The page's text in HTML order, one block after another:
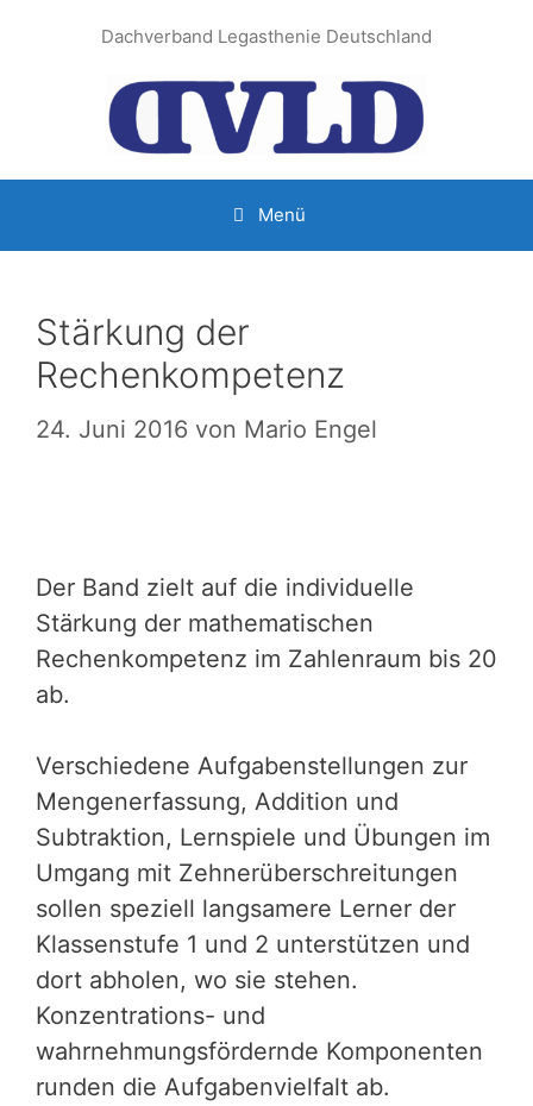
Dachverband Legasthenie Deutschland
Menü
Stärkung der
Rechenkompetenz
24. Juni 2016 von Mario Engel
Der Band zielt auf die individuelle
Stärkung der mathematischen
Rechenkompetenz im Zahlenraum bis 20
ab.
Verschiedene Aufgabenstellungen zur
Mengenerfassung, Addition und
Subtraktion, Lernspiele und Übungen im
Umgang mit Zehnerüberschreitungen
sollen speziell langsamere Lerner der
Klassenstufe 1 und 2 unterstützen und
dort abholen, wo sie stehen.
Konzentrations- und
wahrnehmungsfördernde Komponenten
runden die Aufgabenvielfalt ab.